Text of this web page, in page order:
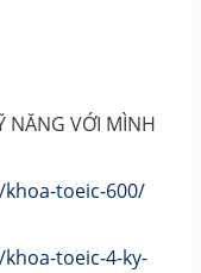
NĂNG VỚI MÌNH
toeic-600/
toeic-4-ky-